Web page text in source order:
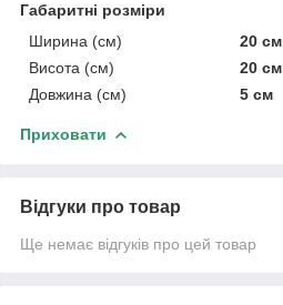
Габаритні розміри
Ширина (см)
20 см
Висота (см)
20 см
Довжина (см)
5 см
Приховати
Відгуки про товар
Ще немає відгуків про цей товар